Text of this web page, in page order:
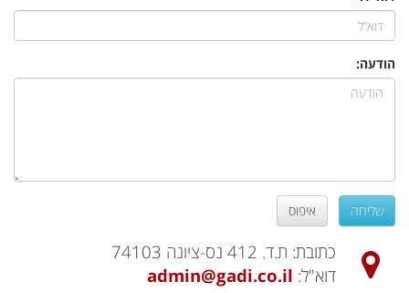
הודעה:
שליחה איפוס
כתובת: ת.ד. 412 נס-ציונה 74103
דוא"ל: admin@gadi.co.il